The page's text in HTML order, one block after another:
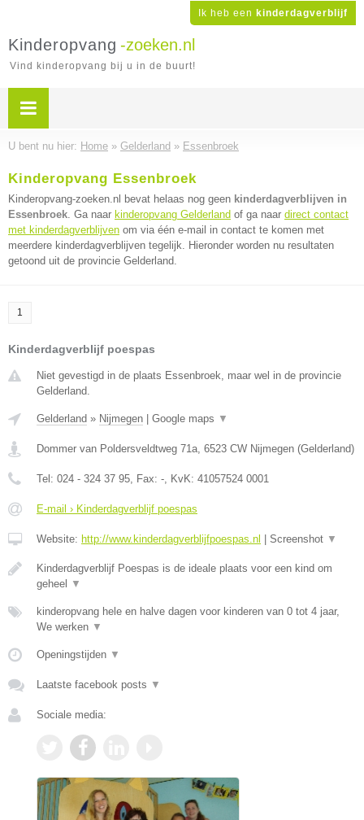
Ik heb een kinderdagverblijf
Kinderopvang -zoeken.nl
Vind kinderopvang bij u in de buurt!
U bent nu hier: Home » Gelderland » Essenbroek
Kinderopvang Essenbroek
Kinderopvang-zoeken.nl bevat helaas nog geen kinderdagverblijven in
Essenbroek. Ga naar kinderopvang Gelderland of ga naar direct contact
met kinderdagverblijven om via één e-mail in contact te komen met
meerdere kinderdagverblijven tegelijk. Hieronder worden nu resultaten
getoond uit de provincie Gelderland.
1
Kinderdagverblijf poespas
Niet gevestigd in de plaats Essenbroek, maar wel in de provincie
Gelderland.
Gelderland » Nijmegen Google maps ▼
Dommer van Poldersveldtweg 71a, 6523 CW Nijmegen (Gelderland)
Tel: 024 - 324 37 95, Fax: -, KvK: 41057524 0001
E-mail › Kinderdagverblijf poespas
Website: http://www.kinderdagverblijfpoespas.nl Screenshot ▼
Kinderdagverblijf Poespas is de ideale plaats voor een kind om
geheel
▼
kinderopvang hele en halve dagen voor kinderen van 0 tot 4 jaar,
We werken ▼
Openingstijden ▼
Laatste facebook posts ▼
Sociale media: